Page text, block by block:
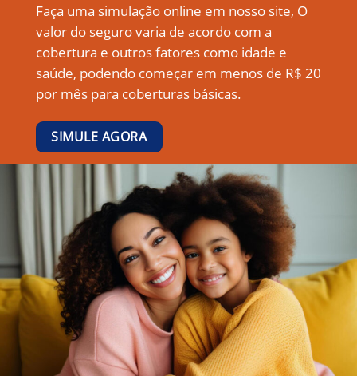
Faça uma simulação online em nosso site, O
valor do seguro varia de acordo com a
cobertura e outros fatores como idade e
saúde, podendo começar em menos de R$ 20
por mês para coberturas básicas.
SIMULE AGORA